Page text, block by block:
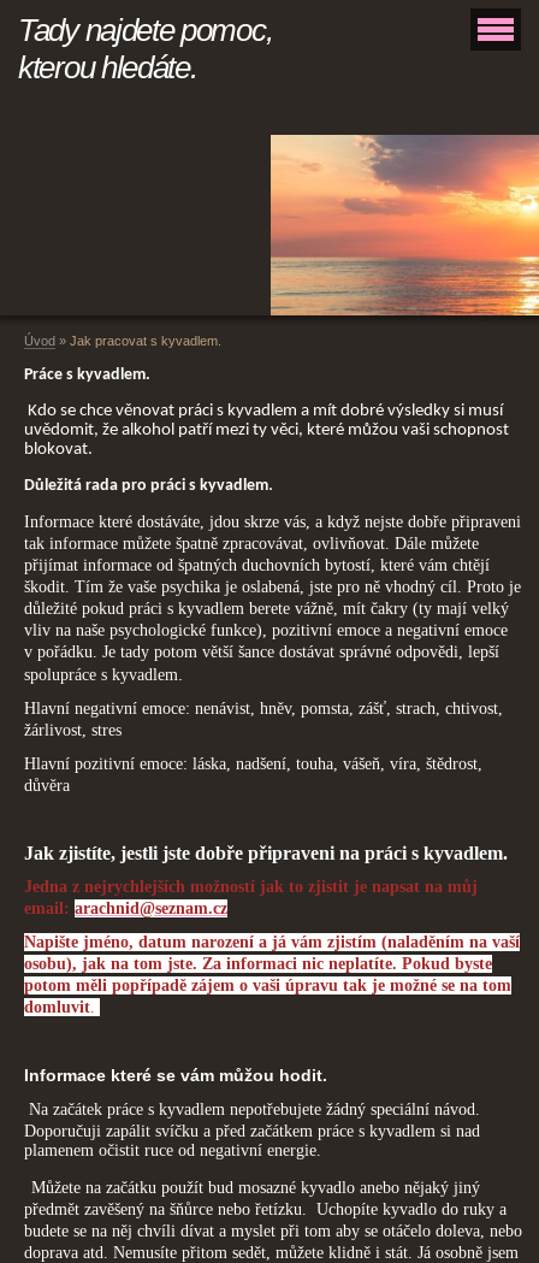
Tady najdete pomoc,
kterou hledáte.
Úvod » Jak pracovat s kyvadlem.
Práce s kyvadlem.
Kdo se chce věnovat práci s kyvadlem a mít dobré výsledky si musí
uvědomit, že alkohol patří mezi ty věci, které můžou vaši schopnost
blokovat.
Důležitá rada pro práci s kyvadlem.
Informace které dostáváte, jdou skrze vás, a když nejste dobře připraveni
tak informace můžete špatně zpracovávat, ovlivňovat. Dále můžete
přijímat informace od špatných duchovních bytostí, které vám chtějí
škodit. Tím že vaše psychika je oslabená, jste pro ně vhodný cíl. Proto je
důležité pokud práci s kyvadlem berete vážně, mít čakry (ty mají velký
vliv na naše psychologické funkce), pozitivní emoce a negativní emoce
v pořádku. Je tady potom větší šance dostávat správné odpovědi, lepší
spolupráce s kyvadlem.
Hlavní negativní emoce: nenávist, hněv, pomsta, zášť, strach, chtivost,
žárlivost, stres
Hlavní pozitivní emoce: láska, nadšení, touha, vášeň, víra, štědrost,
důvěra
Jak zjistíte, jestli jste dobře připraveni na práci s kyvadlem.
Jedna z nejrychlejších možností jak to zjistit je napsat na můj
email: arachnid@seznam.cz
Napište jméno, datum narození a já vám zjistím (naladěním na vaší
osobu), jak na tom jste. Za informaci nic neplatíte. Pokud byste
potom měli popřípadě zájem o vaši úpravu tak je možné se na tom
domluvit.
Informace které se vám můžou hodit.
Na začátek práce s kyvadlem nepotřebujete žádný speciální návod.
Doporučuji zapálit svíčku a před začátkem práce s kyvadlem si nad
plamenem očistit ruce od negativní energie.
Můžete na začátku použít bud mosazné kyvadlo anebo nějaký jiný
předmět zavěšený na šňůrce nebo řetízku. Uchopíte kyvadlo do ruky a
budete se na něj chvíli dívat a myslet při tom aby se otáčelo doleva, nebo
doprava atd. Nemusíte přitom sedět, můžete klidně i stát. Já osobně jsem